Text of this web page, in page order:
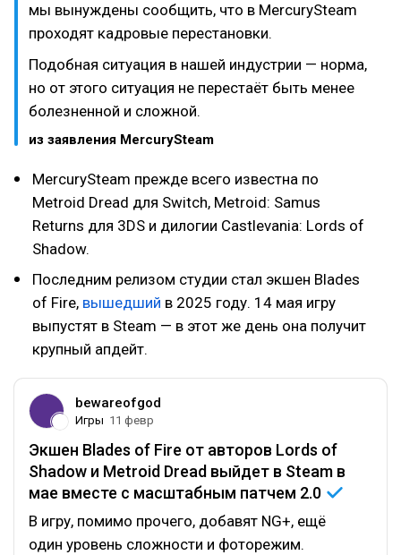
мы вынуждены сообщить, что в MercurySteam
проходят кадровые перестановки.
Подобная ситуация в нашей индустрии — норма,
но от этого ситуация не перестаёт быть менее
болезненной и сложной.
из заявления MercurySteam
MercurySteam прежде всего известна по
Metroid Dread для Switch, Metroid: Samus
Returns для 3DS и дилогии Castlevania: Lords of
Shadow.
Последним релизом студии стал экшен Blades
of Fire, вышедший в 2025 году. 14 мая игру
выпустят в Steam — в этот же день она получит
крупный апдейт.
bewareofgod
Игры 11 февр
Экшен Blades of Fire от авторов Lords of
Shadow и Metroid Dread выйдет в Steam в
мае вместе с масштабным патчем 2.0
В игру, помимо прочего, добавят NG+, ещё
один уровень сложности и фоторежим.